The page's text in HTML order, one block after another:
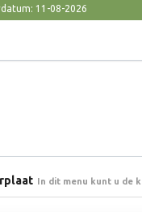
11-08-2026
In dit menu kunt u de